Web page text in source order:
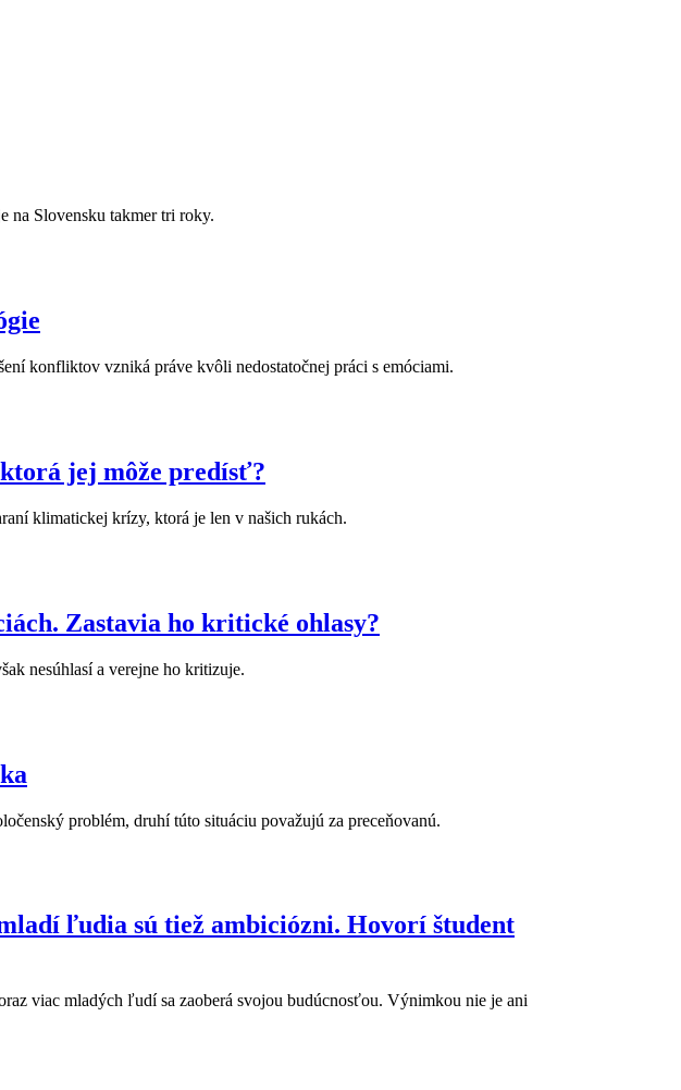
na Slovensku takmer tri roky.
konfliktov vzniká práve kvôli nedostatočnej práci s emóciami.
jej môže predísť?
klimatickej krízy, ktorá je len v našich rukách.
Zastavia ho kritické ohlasy?
nesúhlasí a verejne ho kritizuje.
problém, druhí túto situáciu považujú za preceňovanú.
ľudia sú tiež ambiciózni. Hovorí študent
viac mladých ľudí sa zaoberá svojou budúcnosťou. Výnimkou nie je ani